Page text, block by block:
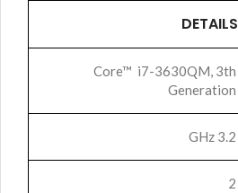
DETAILS
Core™ i7-3630QM, 3th
Generation
3.2 GHz
2